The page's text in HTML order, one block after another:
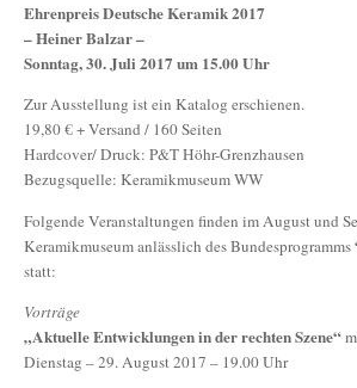
Ehrenpreis Deutsche Keramik 2017
– Heiner Balzar –
Sonntag, 30. Juli 2017 um 15.00 Uhr
Zur Ausstellung ist ein Katalog erschienen.
19,80 € + Versand / 160 Seiten
Hardcover/ Druck: P&T Höhr-Grenzhausen
Bezugsquelle: Keramikmuseum WW
Folgende Veranstaltungen finden im August und
Keramikmuseum anlässlich des Bundesprogramms
statt:
Vorträge
„Aktuelle Entwicklungen in der rechten Szene“
Dienstag – 29. August 2017 – 19.00 Uhr